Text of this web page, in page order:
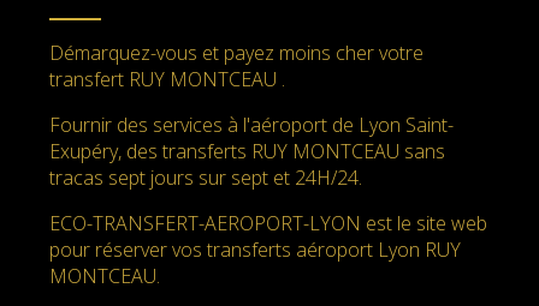
Démarquez-vous et payez moins cher votre
transfert RUY MONTCEAU .
Fournir des services à l'aéroport de Lyon Saint-
Exupéry, des transferts RUY MONTCEAU sans
tracas sept jours sur sept et 24H/24.
ECO-TRANSFERT-AEROPORT-LYON est le site web
pour réserver vos transferts aéroport Lyon RUY
MONTCEAU.